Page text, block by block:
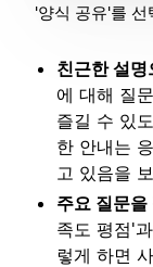
'양식 공유'를 선
친근한 설
에 대해 질
즐길 수 있
한 안내는
고 있음을
주요 질문
족도 평점'
렇게 하면